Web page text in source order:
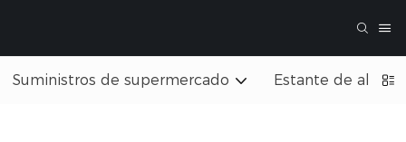
Suministros de supermercado Estante de